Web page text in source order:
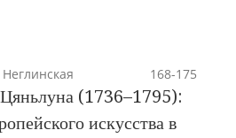
168-175
(1736–1795):
искусства в